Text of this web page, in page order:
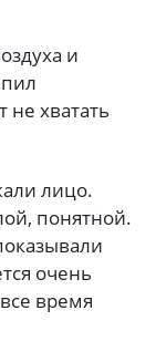
и
не хватать
лицо.
понятной.
очень
время